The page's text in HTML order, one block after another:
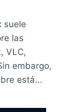
suele
las
VLC,
embargo,
está...